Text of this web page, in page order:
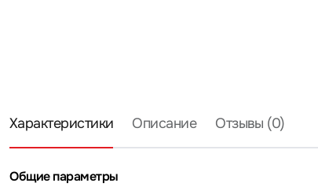
Характеристики Описание Отзывы (0)
Общие параметры